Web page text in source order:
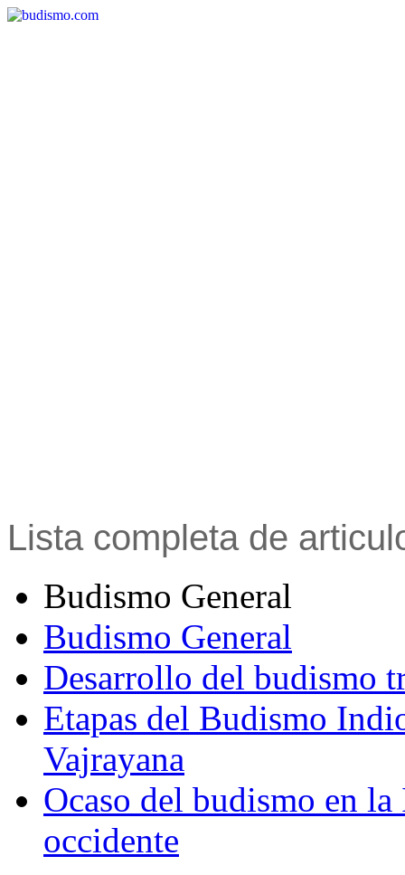
Lista completa de
Budismo General
Budismo General
Desarrollo del budismo
Etapas del Budismo
Vajrayana
Ocaso del budismo en
occidente